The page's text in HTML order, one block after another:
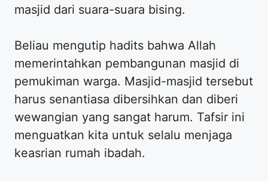
masjid dari suara-suara bising.
Beliau mengutip hadits bahwa Allah
memerintahkan pembangunan masjid di
pemukiman warga. Masjid-masjid tersebut
harus senantiasa dibersihkan dan diberi
wewangian yang sangat harum. Tafsir ini
menguatkan kita untuk selalu menjaga
keasrian rumah ibadah.